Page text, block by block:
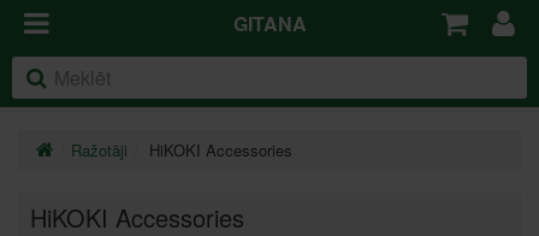
GITANA
Ražotāji HiKOKI Accessories
HiKOKI Accessories